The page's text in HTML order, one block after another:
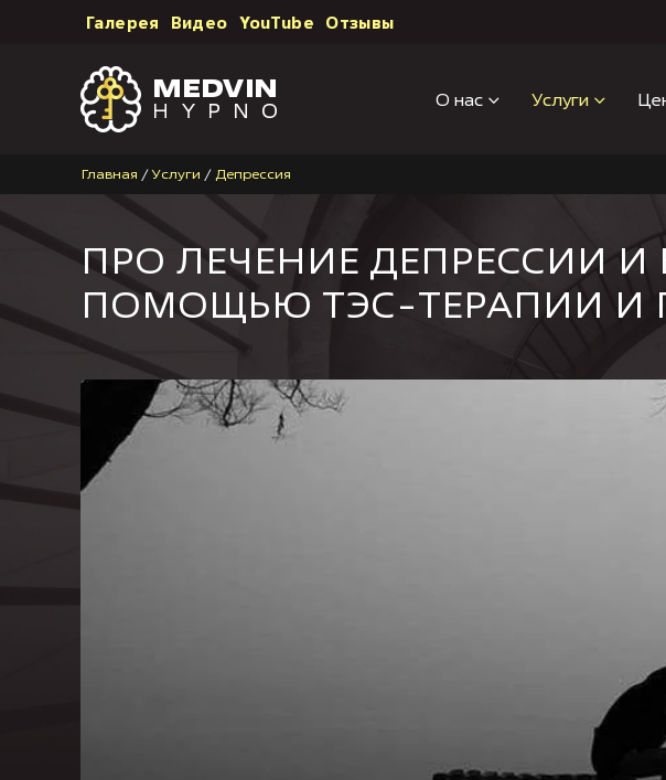
Галерея Видео YouTube Отзывы
О нас Услуги
Главная /Услуги /Депрессия
ПРО ЛЕЧЕНИЕ ДЕПРЕССИИ
ПОМОЩЬЮ ТЭС-ТЕРАПИИ И